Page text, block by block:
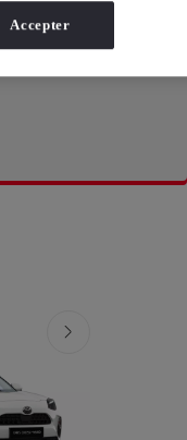
Diapositive suivante
Accepter